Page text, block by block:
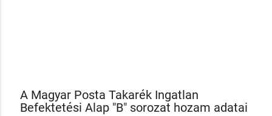
A Magyar Posta Takarék Ingatlan
Befektetési Alap "B" sorozat hozam adatai